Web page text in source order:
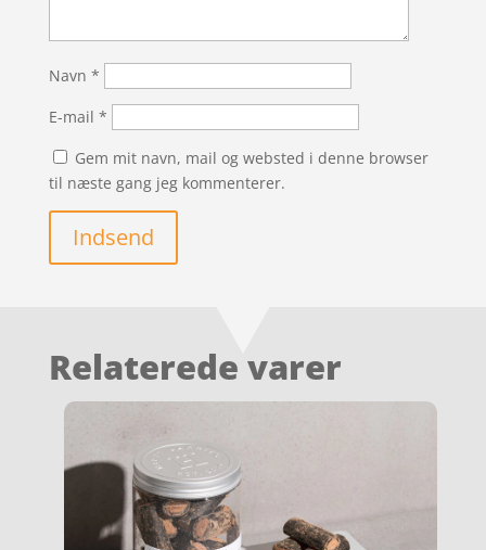
Navn *
E-mail *
Gem mit navn, mail og websted i denne browser
til næste gang jeg kommenterer.
Indsend
Relaterede varer